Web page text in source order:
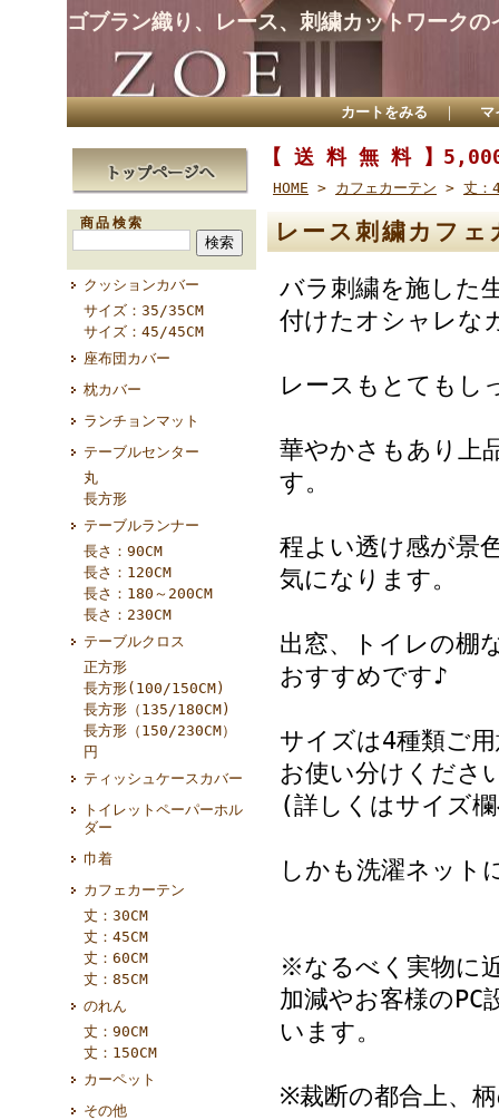
ゴブラン織り、レース、刺繍カットワーク
カートをみる ｜ マ
商品検索
クッションカバー
サイズ：35/35CM
サイズ：45/45CM
座布団カバー
枕カバー
ランチョンマット
テーブルセンター
丸
長方形
テーブルランナー
長さ：90CM
長さ：120CM
長さ：180～200CM
長さ：230CM
テーブルクロス
正方形
長方形(100/150CM)
長方形（135/180CM)
長方形（150/230CM）
円
ティッシュケースカバー
トイレットペーパーホル
ダー
巾着
カフェカーテン
丈：30CM
丈：45CM
丈：60CM
丈：85CM
のれん
丈：90CM
丈：150CM
カーペット
その他
【 送 料 無 料 】5,000
HOME > カフェカーテン > 丈：
レース刺繍カフ
バラ刺繍を施した
付けたオシャレな
レースもとてもし
華やかさもあり上
す。
程よい透け感が景
気になります。
出窓、トイレの棚
おすすめです♪
サイズは4種類ご
お使い分けくださ
(詳しくはサイズ
しかも洗濯ネット
※なるべく実物に
加減やお客様のPC
います。
※裁断の都合上、